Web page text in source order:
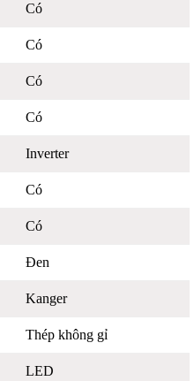
Có
Có
Có
Có
Inverter
Có
Có
Đen
Kanger
Thép không gỉ
LED